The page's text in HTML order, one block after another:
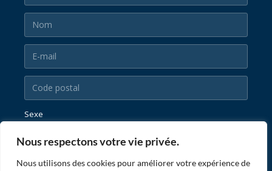
Nous respectons votre vie privée.
Nous utilisons des cookies pour améliorer votre expérience de
Sexe